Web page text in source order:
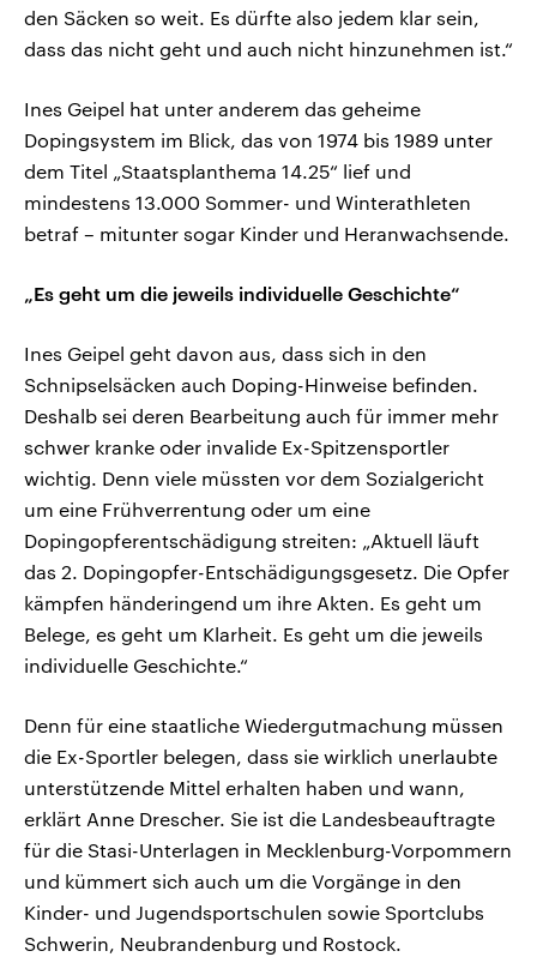
den Säcken so weit. Es dürfte also jedem klar sein,
dass das nicht geht und auch nicht hinzunehmen ist.“
Ines Geipel hat unter anderem das geheime
Dopingsystem im Blick, das von 1974 bis 1989 unter
dem Titel „Staatsplanthema 14.25“ lief und
mindestens 13.000 Sommer- und Winterathleten
betraf – mitunter sogar Kinder und Heranwachsende.
„Es geht um die jeweils individuelle Geschichte“
Ines Geipel geht davon aus, dass sich in den
Schnipselsäcken auch Doping-Hinweise befinden.
Deshalb sei deren Bearbeitung auch für immer mehr
schwer kranke oder invalide Ex-Spitzensportler
wichtig. Denn viele müssten vor dem Sozialgericht
um eine Frühverrentung oder um eine
Dopingopferentschädigung streiten: „Aktuell läuft
das 2. Dopingopfer-Entschädigungsgesetz. Die Opfer
kämpfen händeringend um ihre Akten. Es geht um
Belege, es geht um Klarheit. Es geht um die jeweils
individuelle Geschichte.“
Denn für eine staatliche Wiedergutmachung müssen
die Ex-Sportler belegen, dass sie wirklich unerlaubte
unterstützende Mittel erhalten haben und wann,
erklärt Anne Drescher. Sie ist die Landesbeauftragte
für die Stasi-Unterlagen in Mecklenburg-Vorpommern
und kümmert sich auch um die Vorgänge in den
Kinder- und Jugendsportschulen sowie Sportclubs
Schwerin, Neubrandenburg und Rostock.